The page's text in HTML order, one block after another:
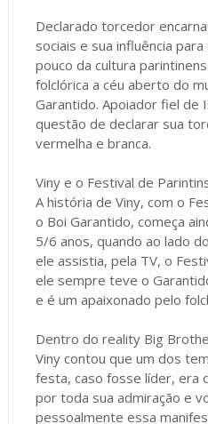
Declarado torcedor
sociais e sua influência
pouco da cultura
folclórica a céu aberto do
Garantido. Apoiador fiel de
questão de declarar sua
vermelha e branca.
Viny e o Festival de
A história de Viny, com o
o Boi Garantido, começa
5/6 anos, quando ao lado
ele assistia, pela TV, o
ele sempre teve o
e é um apaixonado pelo
Dentro do reality Big
Viny contou que um dos
festa, caso fosse líder, era
por toda sua admiração e
pessoalmente essa